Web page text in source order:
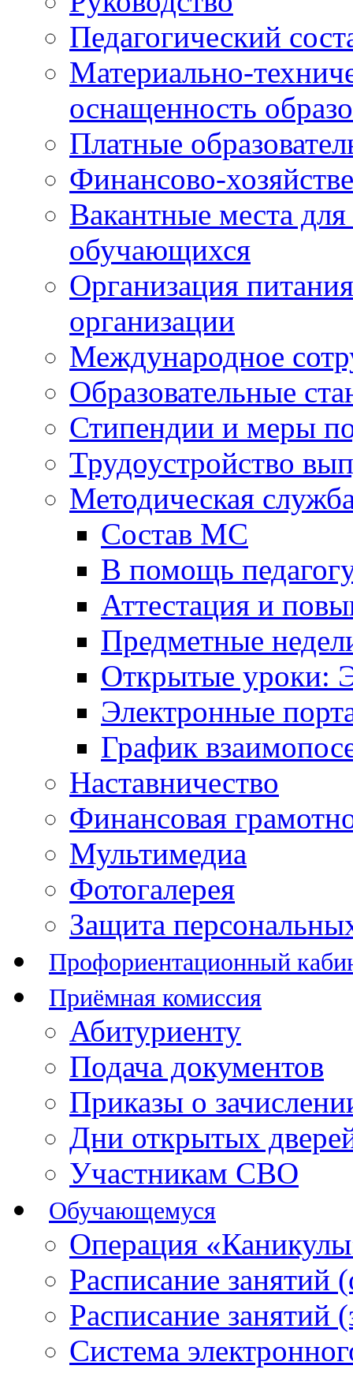
Педагогический
Материально-
оснащенность
Платные
Финансово-
Вакантные места
обучающихся
Организация
организации
Международное
Образовательные
Стипендии и меры
Трудоустройство
Методическая
Состав МС
В помощь
Аттестация и
Предметные
Открытые уроки:
Электронные
График
Наставничество
Финансовая
Мультимедиа
Фотогалерея
Защита
Профориентационный
Приёмная комиссия
Абитуриенту
Подача документов
Приказы о
Дни открытых
Участникам СВО
Обучающемуся
Операция
Расписание занятий
Расписание занятий
Система